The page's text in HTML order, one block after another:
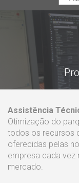
Assistência
Otimização do
todos os recursos
oferecidas pelas
empresa cada vez
mercado.